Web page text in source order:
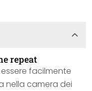
repeat
facilmente
nella camera dei